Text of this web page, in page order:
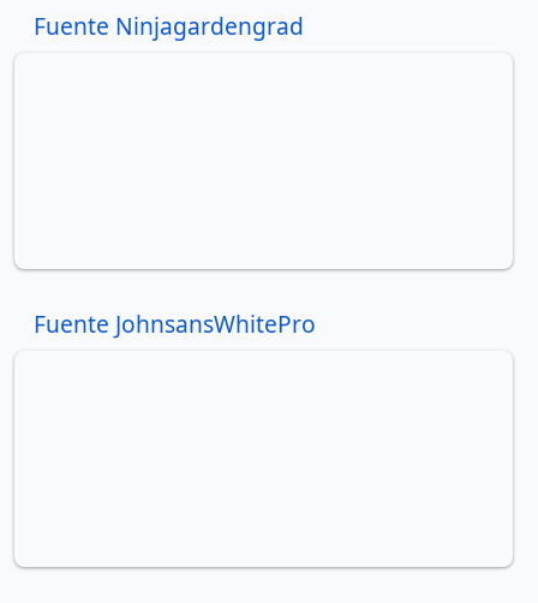
Fuente Ninjagardengrad
Fuente JohnsansWhitePro